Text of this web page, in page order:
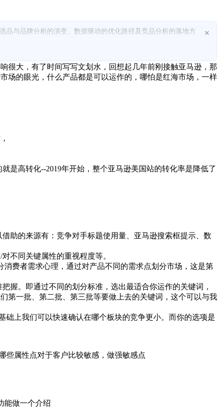
×
品与品牌分析的演变、数据驱动的优化路径及竞品分析的落地方
分割市场属性、价格区间、评价/评分，形成九型划分以精准定
与扩展。
大，有了时间写写文划水，回想起几年前刚接触亚马逊，那
场的眼光，什么产品都是可以运作的，哪怕是红海市场，一样
是高转化--2019年开始，整个亚马逊美国站的转化率是降低了
助的来源有：竞争对手标题使用量、亚马逊搜索框提示、数
不同关键属性的重视程度等。
费者需求心理，通过对产品不同的需求点划分市场，这是第
。即通过不同的划分标准，选出最适合你运作的关键词，
一批、第二批、第三批等要做上去的关键词，这个可以与我
上我们可以快速确认在哪个板块的竞争更小。而你的选项是
些属性点对于客户比较敏感，做强敏感点
能做一个介绍